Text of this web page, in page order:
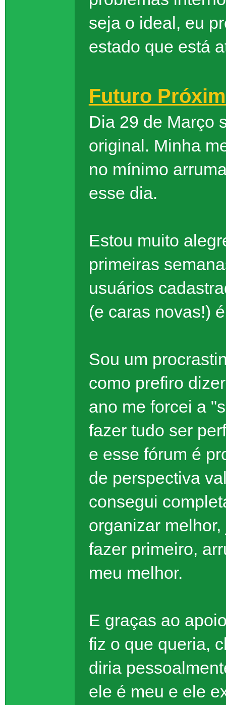
seja o ideal, eu
estado que está
Futuro
Dia 29 de Março
original. Minha
no mínimo
esse dia.
Estou muito
primeiras
usuários
(e caras novas!)
Sou um
como prefiro
ano me forcei a
fazer tudo ser
e esse fórum é
de perspectiva
consegui
organizar
fazer primeiro,
meu melhor.
E graças ao
fiz o que queria,
diria
ele é meu e ele